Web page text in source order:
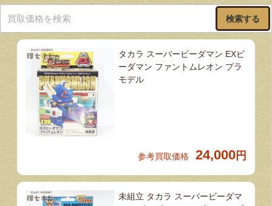
検索する
タカラ スーパービーダマン EXビ
ーダマン ファントムレオン プラ
モデル
参考買取価格 24,000 円
未組立 タカラ スーパービーダマ